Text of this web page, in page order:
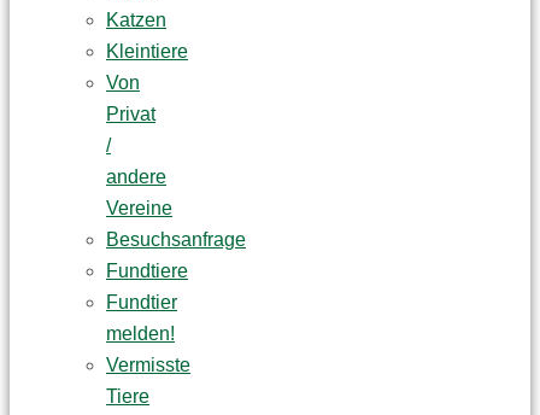
Katzen
Kleintiere
Von
Privat
/
andere
Vereine
Besuchsanfrage
Fundtiere
Fundtier
melden!
Vermisste
Tiere